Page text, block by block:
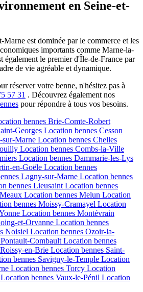
en Seine-et-
est dominée par le commerce et les
importants comme Marne-la-
également le premier d'Île-de-France par
de vie agréable et dynamique.
réserver votre benne, n'hésitez pas à
57 31 . Découvrez également nos
pour répondre à tous vos besoins.
bennes Brie-Comte-Robert
Georges Location bennes Cesson
sur-Marne Location bennes Chelles
Location bennes Combs-la-Ville
Location bennes Dammarie-les-Lys
en-Goële Location bennes
Lagny-sur-Marne Location bennes
bennes Lieusaint Location bennes
Meaux Location bennes Melun Location
bennes Moissy-Cramayel Location
Location bennes Montévrain
et-Orvanne Location bennes
Noisiel Location bennes Ozoir-la-
Pontault-Combault Location bennes
Roissy-en-Brie Location bennes Saint-
bennes Savigny-le-Temple Location
Location bennes Torcy Location
Location bennes Vaux-le-Pénil Location